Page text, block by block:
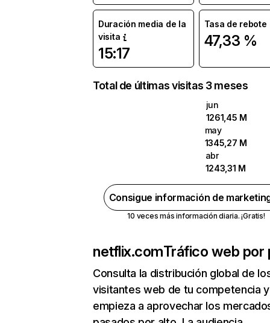
Duración media de la
visita
15:17
Tasa de rebote
47,33 %
Total de últimas visitas 3 meses
jun
1261,45 M
may
1345,27 M
abr
1243,31 M
Consigue información de
10 veces más información diaria. ¡Gratis!
netflix.comTráfico web por
Consulta la distribución global de
visitantes web de tu competencia y
empieza a aprovechar los